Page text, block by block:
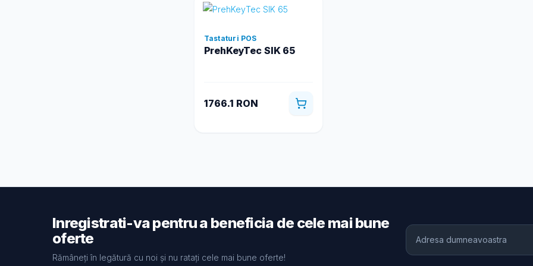
Tastaturi POS
PrehKeyTec SIK 65
1766.1 RON
Inregistrati-va pentru a beneficia de cele mai bune
oferte
Rămâneți în legătură cu noi și nu ratați cele mai bune oferte!